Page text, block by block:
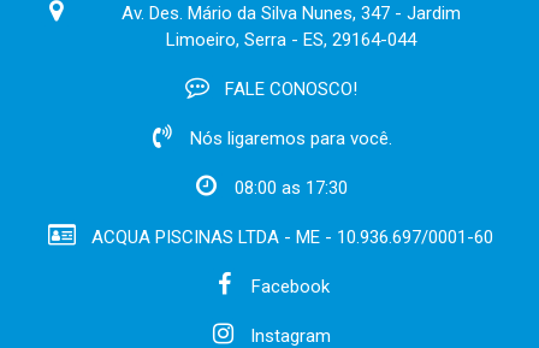
Av. Des. Mário da Silva Nunes, 347 - Jardim
Limoeiro, Serra - ES, 29164-044
FALE CONOSCO!
Nós ligaremos para você.
08:00 as 17:30
ACQUA PISCINAS LTDA - ME - 10.936.697/0001-60
Facebook
Instagram